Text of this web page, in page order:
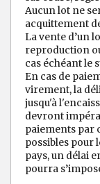
Aucun lot ne
acquittement
La vente d’un
reproduction
cas échéant le
En cas de
virement, la
jusqu'à
devront
paiements par
possibles pour
pays, un délai
pourra